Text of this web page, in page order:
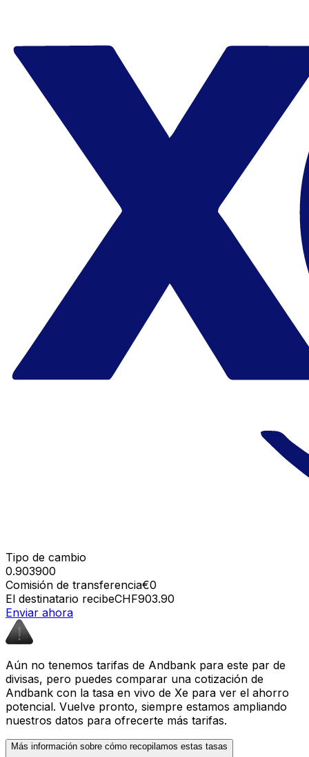
Tipo de cambio
0.903900
Comisión de transferencia€0
El destinatario recibeCHF903.90
Enviar ahora
Aún no tenemos tarifas de Andbank para este par de
divisas, pero puedes comparar una cotización de
Andbank con la tasa en vivo de Xe para ver el ahorro
potencial. Vuelve pronto, siempre estamos ampliando
nuestros datos para ofrecerte más tarifas.
Más información sobre cómo recopilamos estas tasas